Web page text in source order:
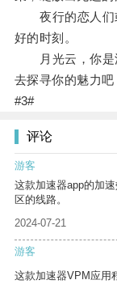
夜行的恋人们
好的时刻。
月光云，你是
去探寻你的魅力吧
#3#
评论
游客
这款加速器app的加
区的线路。
2024-07-21
游客
这款加速器VPM应用